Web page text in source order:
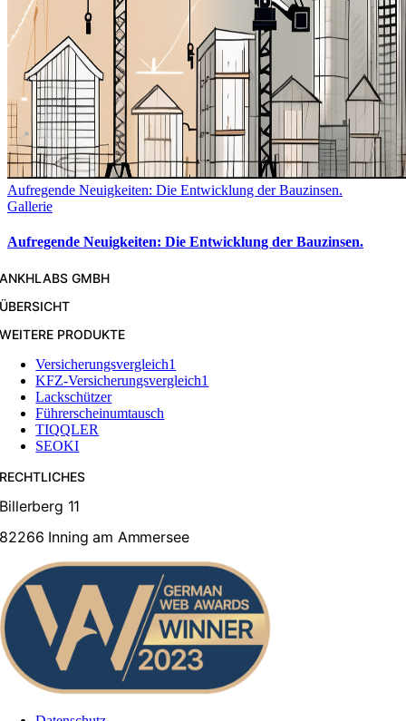
Aufregende Neuigkeiten: Die Entwicklung der Bauzinsen.
Gallerie
Aufregende Neuigkeiten: Die Entwicklung der Bauzinsen.
ANKHLABS GMBH
ÜBERSICHT
WEITERE PRODUKTE
Versicherungsvergleich1
KFZ-Versicherungsvergleich1
Lackschützer
Führerscheinumtausch
TIQQLER
SEOKI
RECHTLICHES
Billerberg 11
82266 Inning am Ammersee